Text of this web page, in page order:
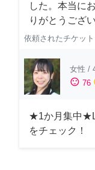
した。本当に
りがとうござ
依頼されたチケット
女性 /
sentiment_satisfied 76
★1か月集中
をチェック！